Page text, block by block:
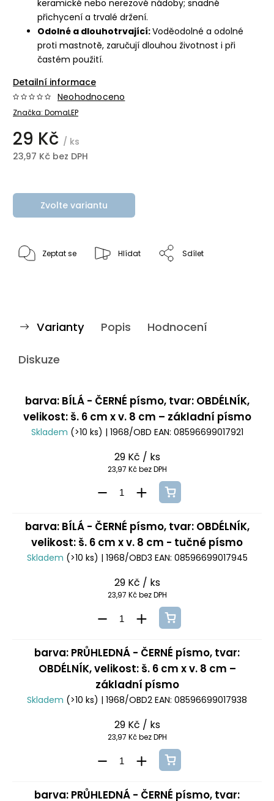
keramické nebo nerezové nádoby; snadné
přichycení a trvalé držení.
Odolné a dlouhotrvající:Voděodolné a odolné
proti mastnotě, zaručují dlouhou životnost i při
častém použití.
Detailní informace
Značka: DomaLEP
Neohodnoceno
29 Kč / ks
23,97 Kč bez DPH
Zvolte variantu
Zeptat se Hlídat Sdílet
Varianty Popis Hodnocení
Diskuze
barva: BÍLÁ - ČERNÉ písmo, tvar: OBDÉLNÍK,
velikost: š. 6 cm x v. 8 cm – základní písmo
Skladem (>10 ks) | 1968/OBD EAN: 08596699017921
29 Kč / ks
23,97 Kč bez DPH
barva: BÍLÁ - ČERNÉ písmo, tvar: OBDÉLNÍK,
velikost: š. 6 cm x v. 8 cm - tučné písmo
Skladem (>10 ks) | 1968/OBD3 EAN: 08596699017945
29 Kč / ks
23,97 Kč bez DPH
barva: PRŮHLEDNÁ - ČERNÉ písmo, tvar:
OBDÉLNÍK, velikost: š. 6 cm x v. 8 cm –
základní písmo
Skladem (>10 ks) | 1968/OBD2 EAN: 08596699017938
29 Kč / ks
23,97 Kč bez DPH
barva: PRŮHLEDNÁ - ČERNÉ písmo, tvar: